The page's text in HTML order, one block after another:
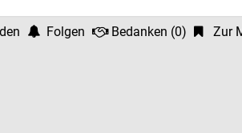
Folgen Bedanken (0) Zur